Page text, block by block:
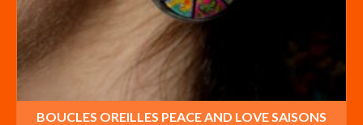
BOUCLES OREILLES PEACE AND LOVE SAISONS